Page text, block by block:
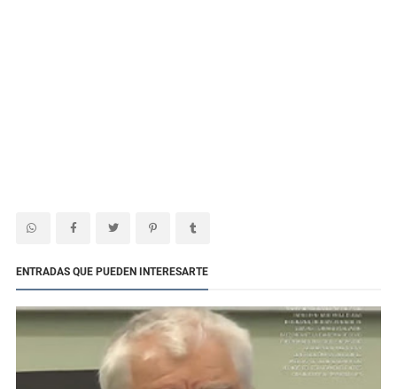
ENTRADAS QUE PUEDEN INTERESARTE